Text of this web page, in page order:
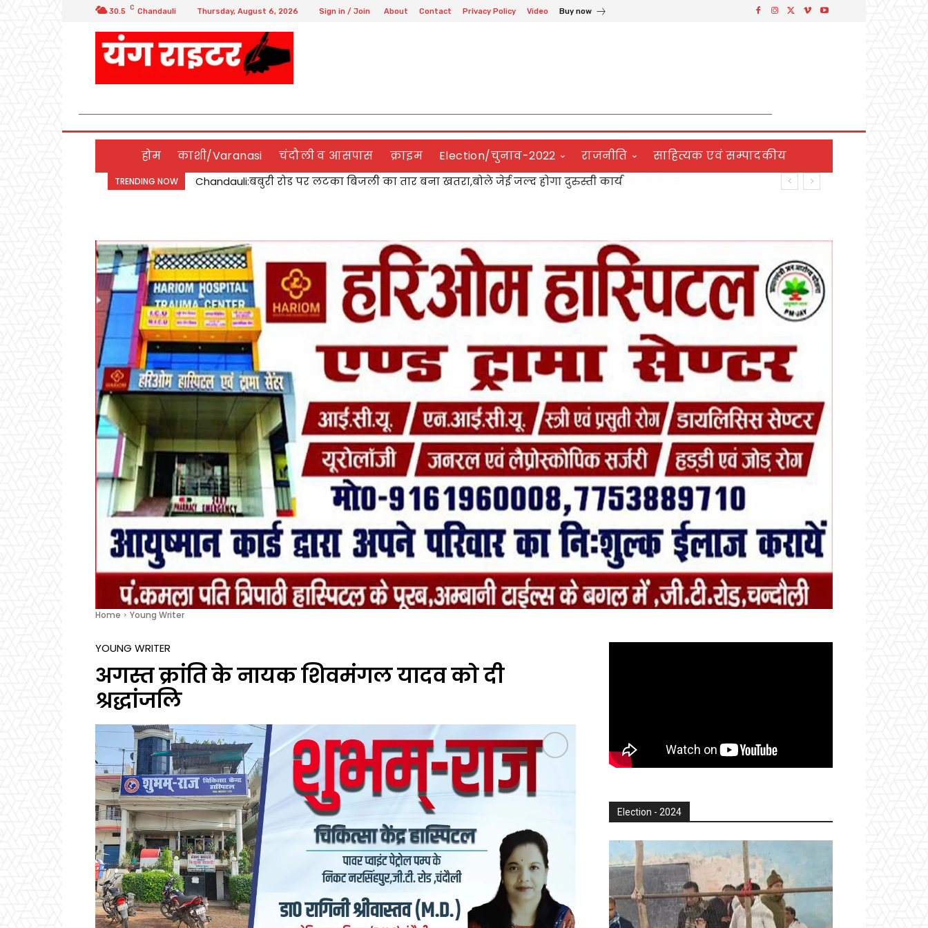
30.5 C Chandauli Thursday, August 6, 2026 Sign in / Join About Contact Privacy Policy Video Buy now
होम काशी/Varanasi चंदौली व आसपास क्राइम Election/चुनाव-2022 राजनीति साहित्यक एवं सम्पादकीय
TRENDING NOW Chandauli:बबुरी रोड पर लटका बिजली का तार बना खतरा,बोले जेई जल्द होगा दुरुस्ती कार्य
डिप्टी सीएम बृजेश पाठक ने डॉ. विजय लक्ष्मी पाण्डेय को किया सम्मानित
Home Young Writer
YOUNG WRITER
अगस्त क्रांति के नायक शिवमंगल यादव को दी
श्रद्धांजलि
Election - 2024